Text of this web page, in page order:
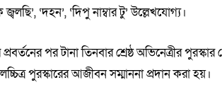
‘দহন’, ‘দিপু নাম্বার টু’ উল্লেখযোগ্য।
পর টানা তিনবার শ্রেষ্ঠ অভিনেত্রীর
পুরস্কারের আজীবন সম্মাননা প্রদান করা হয়।